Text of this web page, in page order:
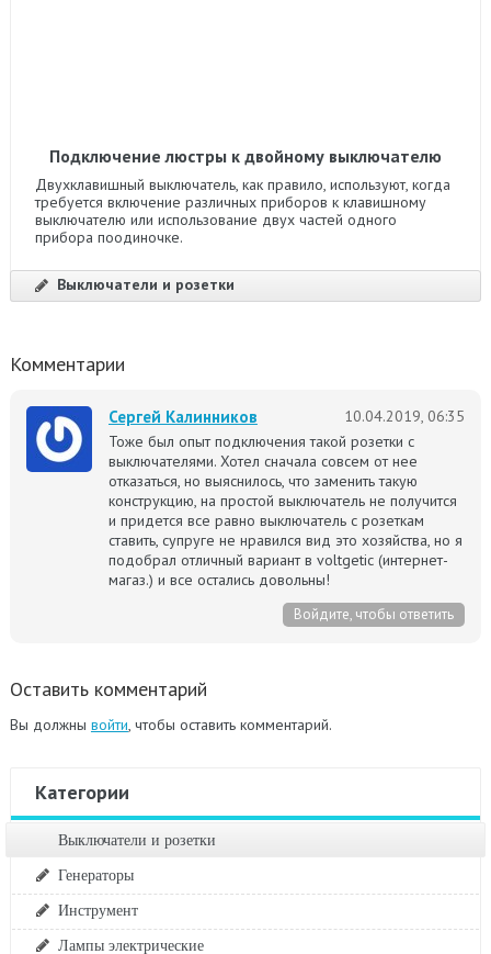
Подключение люстры к двойному выключателю
Двухклавишный выключатель, как правило, используют, когда
требуется включение различных приборов к клавишному
выключателю или использование двух частей одного
прибора поодиночке.
Выключатели и розетки
Комментарии
Сергей Калинников
10.04.2019, 06:35
Тоже был опыт подключения такой розетки с
выключателями. Хотел сначала совсем от нее
отказаться, но выяснилось, что заменить такую
конструкцию, на простой выключатель не получится
и придется все равно выключатель с розеткам
ставить, супруге не нравился вид это хозяйства, но я
подобрал отличный вариант в voltgetic (интернет-
магаз.) и все остались довольны!
Войдите, чтобы ответить
Оставить комментарий
Вы должны войти , чтобы оставить комментарий.
Категории
Выключатели и розетки
Генераторы
Инструмент
Лампы электрические